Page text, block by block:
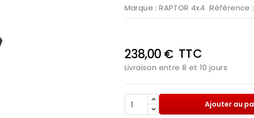
Marque : RAPTOR 4x4 Référence
238,00 € TTC
Livraison entre 8 et 10 jours
Ajouter au